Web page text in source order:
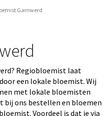
Garnwerd
Regiobloemist laat
een lokale bloemist. Wij
met lokale bloemisten
bij ons bestellen en bloemen
Voordeel is dat je via